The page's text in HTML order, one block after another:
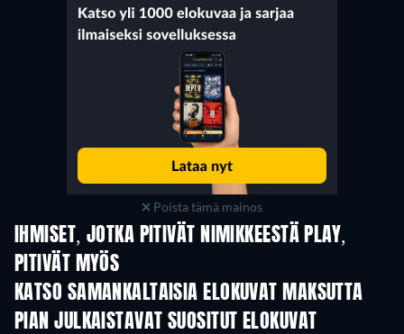
Poista tämä mainos
IHMISET, JOTKA PITIVÄT NIMIKKEESTÄ PLAY,
PITIVÄT MYÖS
KATSO SAMANKALTAISIA ELOKUVAT MAKSUTTA
PIAN JULKAISTAVAT SUOSITUT ELOKUVAT